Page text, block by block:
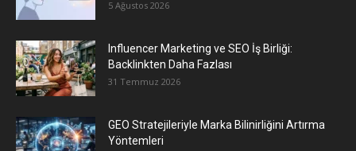
5 Ağustos 2026
Influencer Marketing ve SEO İş Birliği:
Backlinkten Daha Fazlası
31 Temmuz 2026
GEO Stratejileriyle Marka Bilinirliğini Artırma
Yöntemleri